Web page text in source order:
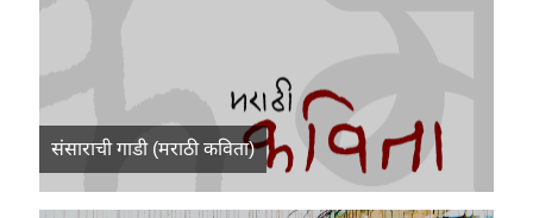
संसाराची गाडी (मराठी कविता)